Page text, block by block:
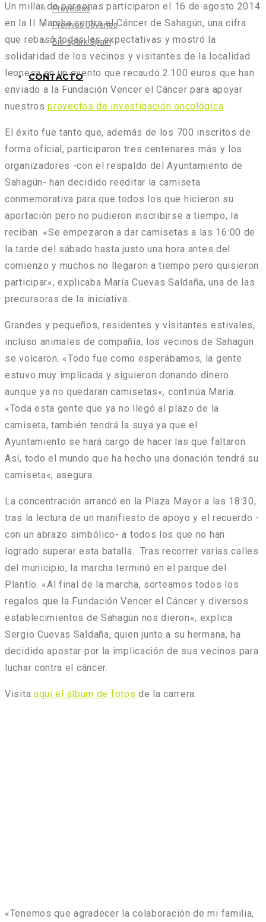
Proyectos
Premios Jóvenes
Bio-spark Spain
CONTACTO
Un millar de personas participaron el 16 de agosto 2014
en la II Marcha contra el Cáncer de Sahagún, una cifra
que rebasó todas las expectativas y mostró la
solidaridad de los vecinos y visitantes de la localidad
leonesa en un evento que recaudó 2.100 euros que han
enviado a la Fundación Vencer el Cáncer para apoyar
nuestrosproyectos de investigación oncológica.
El éxito fue tanto que, además de los 700 inscritos de
forma oficial, participaron tres centenares más y los
organizadores -con el respaldo del Ayuntamiento de
Sahagún- han decidido reeditar la camiseta
conmemorativa para que todos los que hicieron su
aportación pero no pudieron inscribirse a tiempo, la
reciban. «Se empezaron a dar camisetas a las 16:00 de
la tarde del sábado hasta justo una hora antes del
comienzo y muchos no llegaron a tiempo pero quisieron
participar«, explicaba María Cuevas Saldaña, una de las
precursoras de la iniciativa.
Grandes y pequeños, residentes y visitantes estivales,
incluso animales de compañía, los vecinos de Sahagún
se volcaron. «Todo fue como esperábamos, la gente
estuvo muy implicada y siguieron donando dinero
aunque ya no quedaran camisetas«, continúa María.
«Toda esta gente que ya no llegó al plazo de la
camiseta, también tendrá la suya ya que el
Ayuntamiento se hará cargo de hacer las que faltaron.
Así, todo el mundo que ha hecho una donación tendrá su
camiseta«, asegura.
La concentración arrancó en la Plaza Mayor a las 18:30,
tras la lectura de un manifiesto de apoyo y el recuerdo -
con un abrazo simbólico- a todos los que no han
logrado superar esta batalla. Tras recorrer varias calles
del municipio, la marcha terminó en el parque del
Plantío. «Al final de la marcha, sorteamos todos los
regalos que la Fundación Vencer el Cáncer y diversos
establecimientos de Sahagún nos dieron«, explica
Sergio Cuevas Saldaña, quien junto a su hermana, ha
decidido apostar por la implicación de sus vecinos para
luchar contra el cáncer.
Visita aquí el álbum de fotos de la carrera.
«Tenemos que agradecer la colaboración de mi familia,